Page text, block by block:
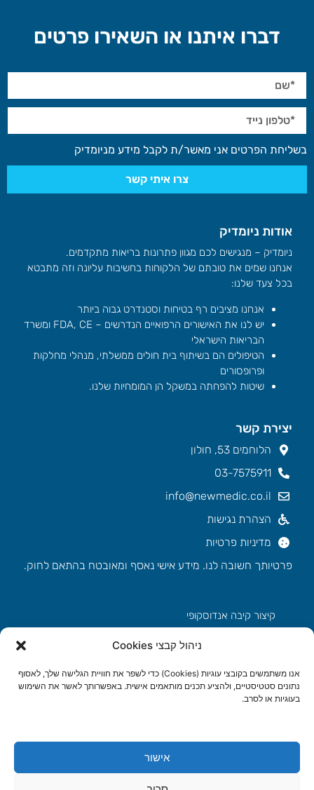
ניהול קבצי Cookies
אנו משתמשים בקובצי עוגיות (Cookies) כדי לשפר את חוויית הגלישה שלך, לאסוף
נתונים סטטיסטיים, ולהציע תכנים מותאמים אישית. באפשרותך לאשר את השימוש
בעוגיות או לסרב.
אישור
דברו איתנו או השאירו פרטים
בשליחת הפרטים אני מאשר/ת לקבל מידע מניומדיק
צרו איתי קשר
אודות ניומדיק
ניומדיק – מנגישים לכם מגוון פתרונות בריאות מתקדמים.
אנחנו שמים את טובתם של הלקוחות בחשיבות עליונה וזה מתבטא
בכל צעד שלנו:
אנחנו מציבים רף בטיחות וסטנדרט גבוה ביותר
יש לנו את האישורים הרפואיים הנדרשים – FDA, CE ומשרד
הבריאות הישראלי
הטיפולים הם בשיתוף בית חולים ממשלתי, מנהלי מחלקות
ופרופסורים
שיטות להפחתה במשקל הן המומחיות שלנו.
יצירת קשר
הלוחמים 53, חולון
03-7575911
info@newmedic.co.il
הצהרת נגישות
מדיניות פרטיות
פרטיותך חשובה לנו. מידע אישי נאסף ומאובטח בהתאם לחוק.
קיצור קיבה אנדוסקופי
הצרת קיבה ללא ניתוח
שעות פעילות
ימים א' – ה' ⚊ 8:30 – 20:00